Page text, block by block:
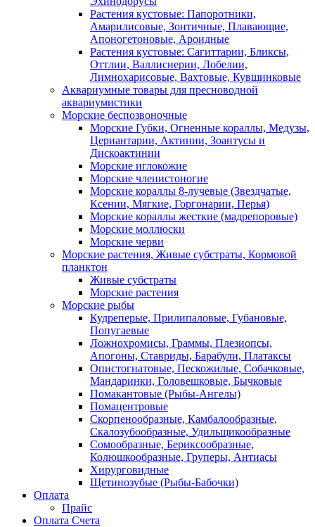
Растения кустовые: Папоротники,
Амарилисовые, Зонтичные, Плавающие,
Апоногетоновые, Ароидные
Растения кустовые: Сагиттарии, Бликсы,
Оттлии, Валлиснерии, Лобелии,
Лимнохарисовые, Вахтовые, Кувшинковые
Аквариумные товары для пресноводной
аквариумистики
Морские беспозвоночные
Морские Губки, Огненные кораллы, Медузы,
Цериантарии, Актинии, Зоантусы и
Дискоактинии
Морские иглокожие
Морские членистоногие
Морские кораллы 8-лучевые (Звездчатые,
Ксении, Мягкие, Горгонарии, Перья)
Морские кораллы жесткие (мадрепоровые)
Морские моллюски
Морские черви
Морские растения, Живые субстраты, Кормовой
планктон
Живые субстраты
Морские растения
Морские рыбы
Кудреперые, Прилипаловые, Губановые,
Попугаевые
Ложнохромисы, Граммы, Плезиопсы,
Апогоны, Ставриды, Барабули, Платаксы
Опистогнатовые, Пескожилые, Собачковые,
Мандаринки, Головешковые, Бычковые
Помакантовые (Рыбы-Ангелы)
Помацентровые
Скорпенообразные, Камбалообразные,
Скалозубообразные, Удильщикообразные
Сомообразные, Бериксообразные,
Колюшкообразные, Груперы, Антиасы
Хирурговидные
Щетинозубые (Рыбы-Бабочки)
Оплата
Прайс
Оплата Счета